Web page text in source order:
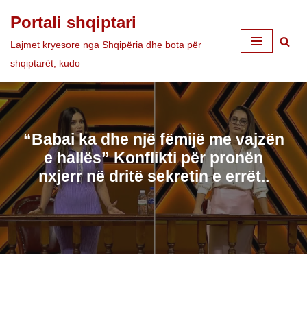
Skip
to
Portali shqiptari
Lajmet kryesore nga Shqipëria dhe bota për
shqiptarët, kudo
“Babai ka dhe një fëmijë me vajzën
e hallës” Konflikti për pronën
nxjerr në dritë sekretin e errët..